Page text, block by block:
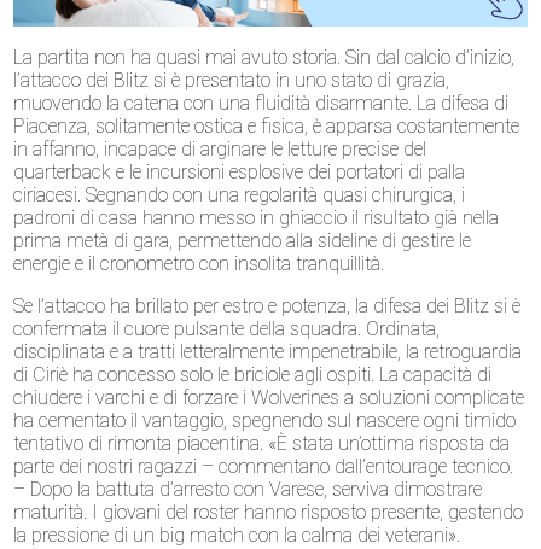
La partita non ha quasi mai avuto storia. Sin dal calcio d’inizio,
l’attacco dei Blitz si è presentato in uno stato di grazia,
muovendo la catena con una fluidità disarmante. La difesa di
Piacenza, solitamente ostica e fisica, è apparsa costantemente
in affanno, incapace di arginare le letture precise del
quarterback e le incursioni esplosive dei portatori di palla
ciriacesi. Segnando con una regolarità quasi chirurgica, i
padroni di casa hanno messo in ghiaccio il risultato già nella
prima metà di gara, permettendo alla sideline di gestire le
energie e il cronometro con insolita tranquillità.
Se l’attacco ha brillato per estro e potenza, la difesa dei Blitz si è
confermata il cuore pulsante della squadra. Ordinata,
disciplinata e a tratti letteralmente impenetrabile, la retroguardia
di Ciriè ha concesso solo le briciole agli ospiti. La capacità di
chiudere i varchi e di forzare i Wolverines a soluzioni complicate
ha cementato il vantaggio, spegnendo sul nascere ogni timido
tentativo di rimonta piacentina. «È stata un’ottima risposta da
parte dei nostri ragazzi – commentano dall’entourage tecnico.
– Dopo la battuta d’arresto con Varese, serviva dimostrare
maturità. I giovani del roster hanno risposto presente, gestendo
la pressione di un big match con la calma dei veterani».